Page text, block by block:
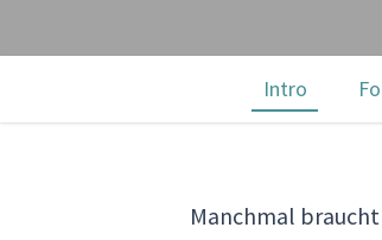
Intro
Manchmal braucht